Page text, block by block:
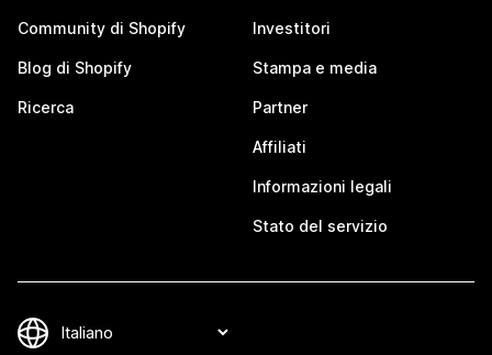
Community di Shopify
Blog di Shopify
Ricerca
Investitori
Stampa e media
Partner
Affiliati
Informazioni legali
Stato del servizio